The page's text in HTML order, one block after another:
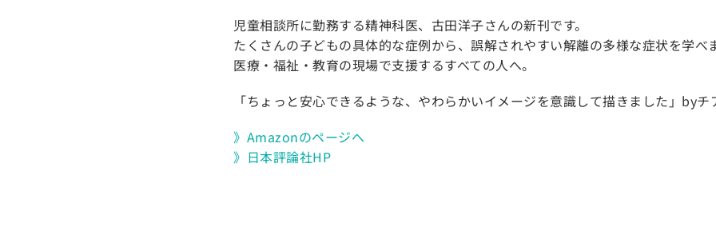
児童相談所に勤務する精神科医、古田洋子さんの新刊です。
たくさんの子どもの具体的な症例から、誤解されやすい解離の多様な症状を学べ
医療・福祉・教育の現場で支援するすべての人へ。
「ちょっと安心できるような、やわらかいイメージを意識して描きました」byチ
》Amazonのページへ
》日本評論社HP